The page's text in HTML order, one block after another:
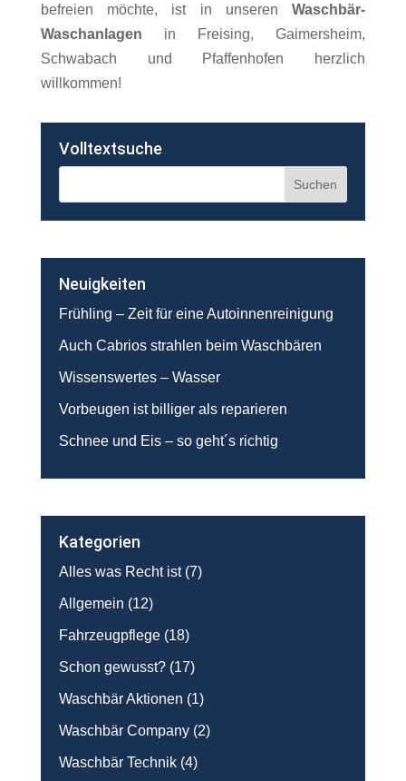
befreien möchte, ist in unserenWaschbär-
Waschanlagen in Freising, Gaimersheim,
Schwabach und Pfaffenhofen herzlich
willkommen!
Volltextsuche
Neuigkeiten
Frühling – Zeit für eine Autoinnenreinigung
Auch Cabrios strahlen beim Waschbären
Wissenswertes – Wasser
Vorbeugen ist billiger als reparieren
Schnee und Eis – so geht´s richtig
Kategorien
Alles was Recht ist(7)
Allgemein (12)
Fahrzeugpflege(18)
Schon gewusst?(17)
Waschbär Aktionen (1)
Waschbär Company(2)
Waschbär Technik(4)